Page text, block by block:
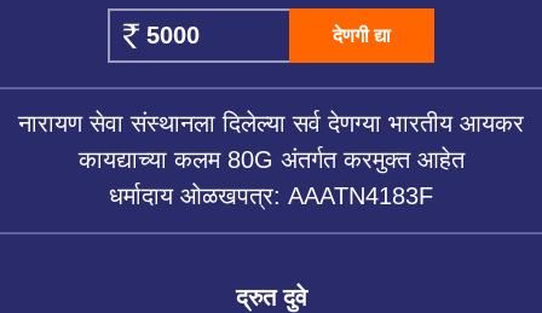
देणगी द्या
नारायण सेवा संस्थानला दिलेल्या सर्व देणग्या भारतीय आयकर
कायद्याच्या कलम 80G अंतर्गत करमुक्त आहेत
धर्मादाय ओळखपत्र: AAATN4183F
द्रुत दुवे